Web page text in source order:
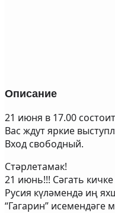
Описание
21 июня в 17.00
Вас ждут яркие
Вход свободный.
Стәрлетамак!
21 июнь!!! Сәгать
Русия күләмендә иң
“Гагарин” исемендәге